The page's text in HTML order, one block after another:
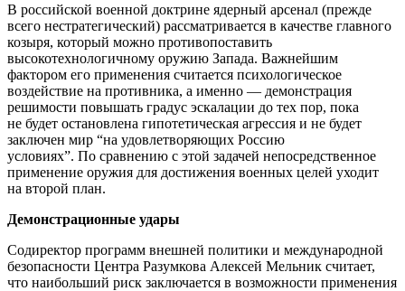
В российской военной доктрине ядерный арсенал (прежде
всего нестратегический) рассматривается в качестве главного
козыря, который можно противопоставить
высокотехнологичному оружию Запада. Важнейшим
фактором его применения считается психологическое
воздействие на противника, а именно — демонстрация
решимости повышать градус эскалации до тех пор, пока
не будет остановлена гипотетическая агрессия и не будет
заключен мир “на удовлетворяющих Россию
условиях”. По сравнению с этой задачей непосредственное
применение оружия для достижения военных целей уходит
на второй план.
Демонстрационные удары
Содиректор программ внешней политики и международной
безопасности Центра Разумкова Алексей Мельник считает,
что наибольший риск заключается в возможности применения